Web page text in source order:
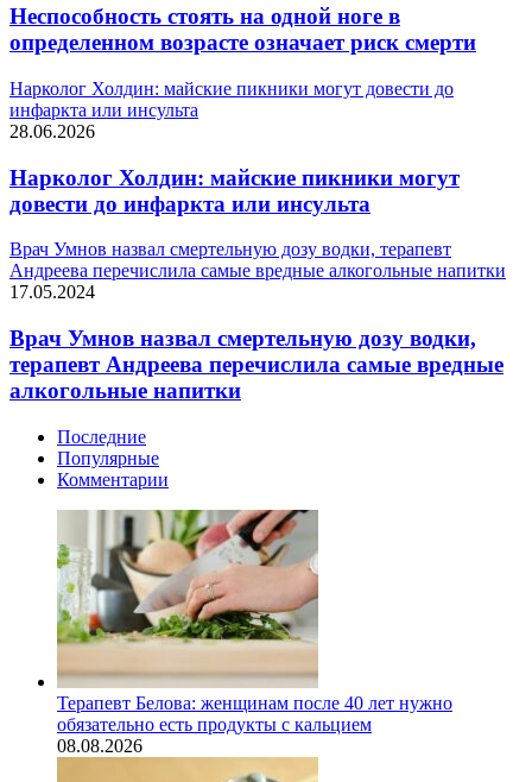
Неспособность стоять на одной ноге в
определенном возрасте означает риск смерти
Нарколог Холдин: майские пикники могут довести до
инфаркта или инсульта
28.06.2026
Нарколог Холдин: майские пикники могут
довести до инфаркта или инсульта
Врач Умнов назвал смертельную дозу водки, терапевт
Андреева перечислила самые вредные алкогольные напитки
17.05.2024
Врач Умнов назвал смертельную дозу водки,
терапевт Андреева перечислила самые вредные
алкогольные напитки
Последние
Популярные
Комментарии
Терапевт Белова: женщинам после 40 лет нужно
обязательно есть продукты с кальцием
08.08.2026